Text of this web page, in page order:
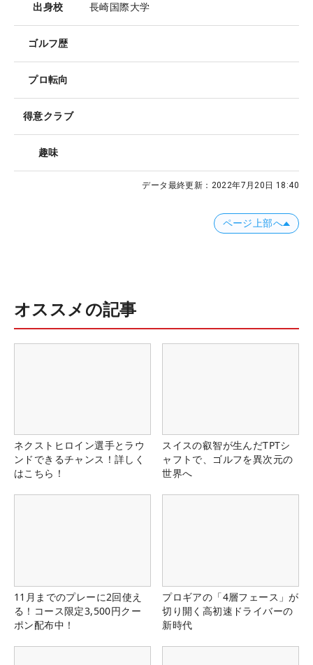
出身校 長崎国際大学
ゴルフ歴
プロ転向
得意クラブ
趣味
データ最終更新： 2022年7月20日 18:40
ページ上部へ
オススメの記事
ネクストヒロイン選手とラウ
ンドできるチャンス！詳しく
はこちら！
スイスの叡智が生んだTPTシ
ャフトで、ゴルフを異次元の
世界へ
11月までのプレーに2回使え
る！コース限定3,500円クー
ポン配布中！
プロギアの「4層フェース」が
切り開く高初速ドライバーの
新時代